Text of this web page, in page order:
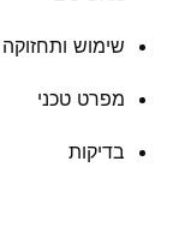
שימוש ותחזוקה
מפרט טכני
בדיקות